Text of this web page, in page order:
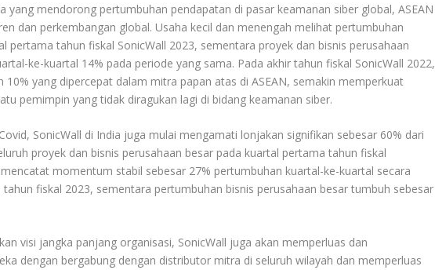
yang mendorong pertumbuhan pendapatan di pasar keamanan siber global, ASEAN
dan perkembangan global. Usaha kecil dan menengah melihat pertumbuhan
pertama tahun fiskal SonicWall 2023, sementara proyek dan bisnis perusahaan
ke-kuartal 14% pada periode yang sama. Pada akhir tahun fiskal SonicWall 2022,
yang dipercepat dalam mitra papan atas di ASEAN, semakin memperkuat
pemimpin yang tidak diragukan lagi di bidang keamanan siber.
SonicWall di India juga mulai mengamati lonjakan signifikan sebesar 60% dari
proyek dan bisnis perusahaan besar pada kuartal pertama tahun fiskal
mencatat momentum stabil sebesar 27% pertumbuhan kuartal-ke-kuartal secara
fiskal 2023, sementara pertumbuhan bisnis perusahaan besar tumbuh sebesar
visi jangka panjang organisasi, SonicWall juga akan memperluas dan
dengan bergabung dengan distributor mitra di seluruh wilayah dan memperluas